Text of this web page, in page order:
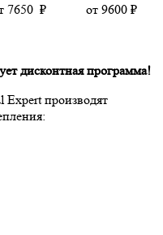
7650 ₽ от 9600 ₽
дисконтная программа!
производят